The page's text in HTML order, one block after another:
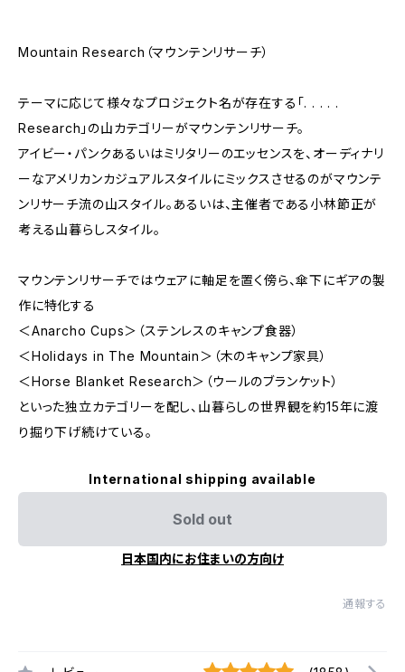
Mountain Research（マウンテンリサーチ）
テーマに応じて様々なプロジェクト名が存在する「. . . . .
Research」の山カテゴリーがマウンテンリサーチ。
アイビー・パンクあるいはミリタリーのエッセンスを、オーディナリ
ーなアメリカンカジュアルスタイルにミックスさせるのがマウンテ
ンリサーチ流の山スタイル。あるいは、主催者である小林節正が
考える山暮らしスタイル。
マウンテンリサーチではウェアに軸足を置く傍ら、傘下にギアの製
作に特化する
＜Anarcho Cups＞（ステンレスのキャンプ食器）
＜Holidays in The Mountain＞（木のキャンプ家具）
＜Horse Blanket Research＞（ウールのブランケット）
といった独立カテゴリーを配し、山暮らしの世界観を約15年に渡
り掘り下げ続けている。
International shipping available
Sold out
日本国内にお住まいの方向け
通報する